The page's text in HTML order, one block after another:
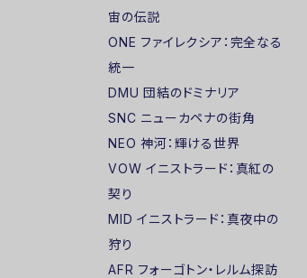
宙の伝説
ONE ファイレクシア：完全なる
統一
DMU 団結のドミナリア
SNC ニューカペナの街角
NEO 神河：輝ける世界
VOW イニストラード：真紅の
契り
MID イニストラード：真夜中の
狩り
AFR フォーゴトン・レルム探訪